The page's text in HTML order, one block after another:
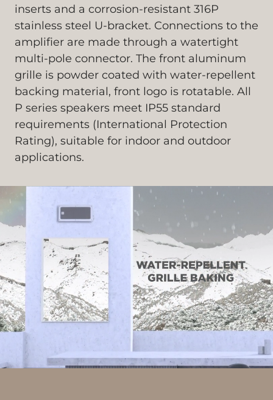
inserts and a corrosion-resistant 316P
stainless steel U-bracket. Connections to the
amplifier are made through a watertight
multi-pole connector. The front aluminum
grille is powder coated with water-repellent
backing material, front logo is rotatable. All
P series speakers meet IP55 standard
requirements (International Protection
Rating), suitable for indoor and outdoor
applications.